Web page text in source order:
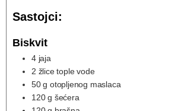
Sastojci:
Biskvit
4 jaja
2 žlice tople vode
50 g otopljenog maslaca
120 g šećera